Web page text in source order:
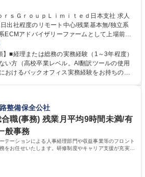
ｓＧｒｏｕｐＬｉｍｉｔｅｄ日本支社 求人
出社程度のリモート中心/残業基本無/独立系
社にて経理・総務をお任せします。基礎的な
ートし組織を支える専任担当として広く活躍
ル対応（AI翻訳ツール等を使用しての対応で
基本的には発生せず、ご自身のペースで業務
【経理・総務】週1日
業基本無/独立系ファーム
■経理または総務の実務経験（1～3年程度）
い方（高校卒業レベル。AI翻訳ツールの使用
おけるバックオフィス実務経験をお持ちの方
4日程度の在宅勤務を実施しており、ワーク
に最適な環境です（フルリモートも面接で相
幅広いバックオフィス業務に柔軟に対応でき、
ションを取りながら業務を推進できる方 学
高専 短大 専修学校 高校 語学力： 資格：
整備保全公社
合職(事務) 残業月平均9時間未満/有
般事務
テーションによる人事経理部門や収益事業等のフロント
をお任せいたします。研修制度やキャリア支援が充実し